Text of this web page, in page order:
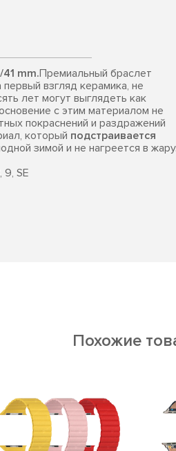
mm.Премиальный браслет
первый взгляд керамика, не
лет могут выглядеть как
с этим материалом не
покраснений и раздражений
который подстраивается
зимой и не нагреется в жару.
9, SE
Похожие